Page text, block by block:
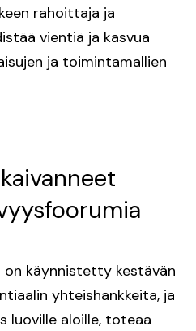
rahoittaja ja
vientiä ja kasvua
ja toimintamallien
on käynnistetty kestävän
yhteishankkeita, ja
luoville aloille, toteaa